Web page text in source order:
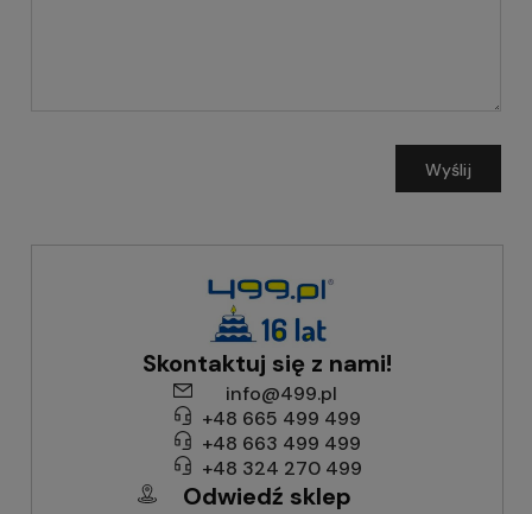
Wyślij
Skontaktuj się z nami!
info@499.pl
+48 665 499 499
+48 663 499 499
+48 324 270 499
Odwiedź sklep